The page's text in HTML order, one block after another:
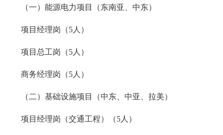
（一）能源电力项目（东南亚、中东）
项目经理岗（5人）
项目总工岗（5人）
商务经理岗（5人）
（二）基础设施项目（中东、中亚、拉美）
项目经理岗（交通工程）（5人）